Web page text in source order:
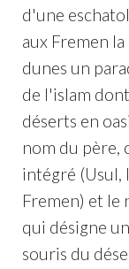
d'une
aux Fremen
dunes un
de l'islam
déserts en
nom du père,
intégré (Usul,
Fremen) et le
qui désigne
souris du